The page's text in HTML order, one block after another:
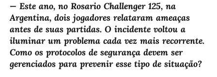
— Este ano, no Rosario Challenger 125, na
Argentina, dois jogadores relataram ameaças
antes de suas partidas. O incidente voltou a
iluminar um problema cada vez mais recorrente.
Como os protocolos de segurança devem ser
gerenciados para prevenir esse tipo de situação?